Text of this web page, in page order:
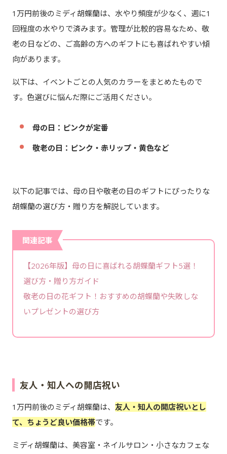
1万円前後のミディ胡蝶蘭は、水やり頻度が少なく、週に1
回程度の水やりで済みます。管理が比較的容易なため、敬
老の日などの、ご高齢の方へのギフトにも喜ばれやすい傾
向があります。
以下は、イベントごとの人気のカラーをまとめたもので
す。色選びに悩んだ際にご活用ください。
母の日：ピンクが定番
敬老の日：ピンク・赤リップ・黄色など
以下の記事では、母の日や敬老の日のギフトにぴったりな
胡蝶蘭の選び方・贈り方を解説しています。
関連記事
【2026年版】母の日に喜ばれる胡蝶蘭ギフト5選！
選び方・贈り方ガイド
敬老の日の花ギフト！おすすめの胡蝶蘭や失敗しな
いプレゼントの選び方
友人・知人への開店祝い
1万円前後のミディ胡蝶蘭は、 友人・知人の開店祝いとし
て、ちょうど良い価格帯です。
ミディ胡蝶蘭は、美容室・ネイルサロン・小さなカフェな